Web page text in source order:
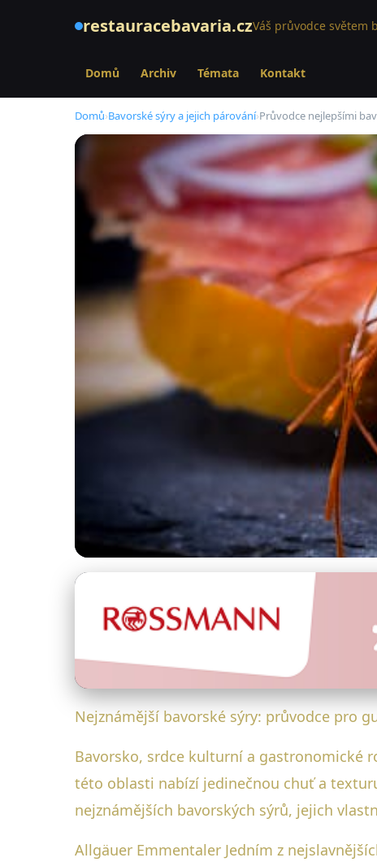
restauracebavaria.czVáš průvodce světem
Domů Archiv Témata Kontakt
Domů›Bavorské sýry a jejich párování›Průvodce nejlepšími
Průvodce
· 4 min čtení · Autor: Jana Falknerová
Nejznámější bavorské sýry: průvodce pro
Bavorsko, srdce kulturní a gastronomické
této oblasti nabízí jedinečnou chuť a
nejznámějších bavorských sýrů, jejich
Allgäuer Emmentaler Jedním z